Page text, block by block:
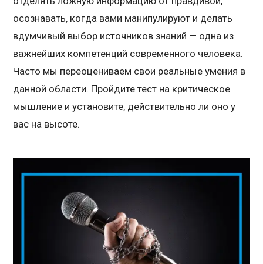
осознавать, когда вами манипулируют и делать
вдумчивый выбор источников знаний — одна из
важнейших компетенций современного человека.
Часто мы переоцениваем свои реальные умения в
данной области. Пройдите тест на критическое
мышление и установите, действительно ли оно у
вас на высоте.